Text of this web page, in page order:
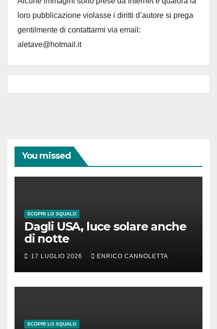
loro pubblicazione violasse i diritti d’autore si prega
gentilmente di contattarmi via email:
aletave@hotmail.it
You missed
SCOPRI LO SQUALO
Dagli USA, luce solare anche
di notte
17 LUGLIO 2026 ENRICO CANNOLETTA
SCOPRI LO SQUALO